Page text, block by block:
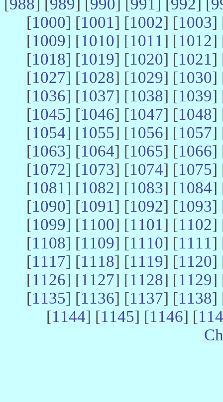
[988] [989] [990] [991] [992] [
[1000] [1001] [1002] [1003]
[1009] [1010] [1011] [1012]
[1018] [1019] [1020] [1021]
[1027] [1028] [1029] [1030]
[1036] [1037] [1038] [1039]
[1045] [1046] [1047] [1048]
[1054] [1055] [1056] [1057]
[1063] [1064] [1065] [1066]
[1072] [1073] [1074] [1075]
[1081] [1082] [1083] [1084]
[1090] [1091] [1092] [1093]
[1099] [1100] [1101] [1102]
[1108] [1109] [1110] [1111]
[1117] [1118] [1119] [1120]
[1126] [1127] [1128] [1129]
[1135] [1136] [1137] [1138]
[1144] [1145] [1146] [